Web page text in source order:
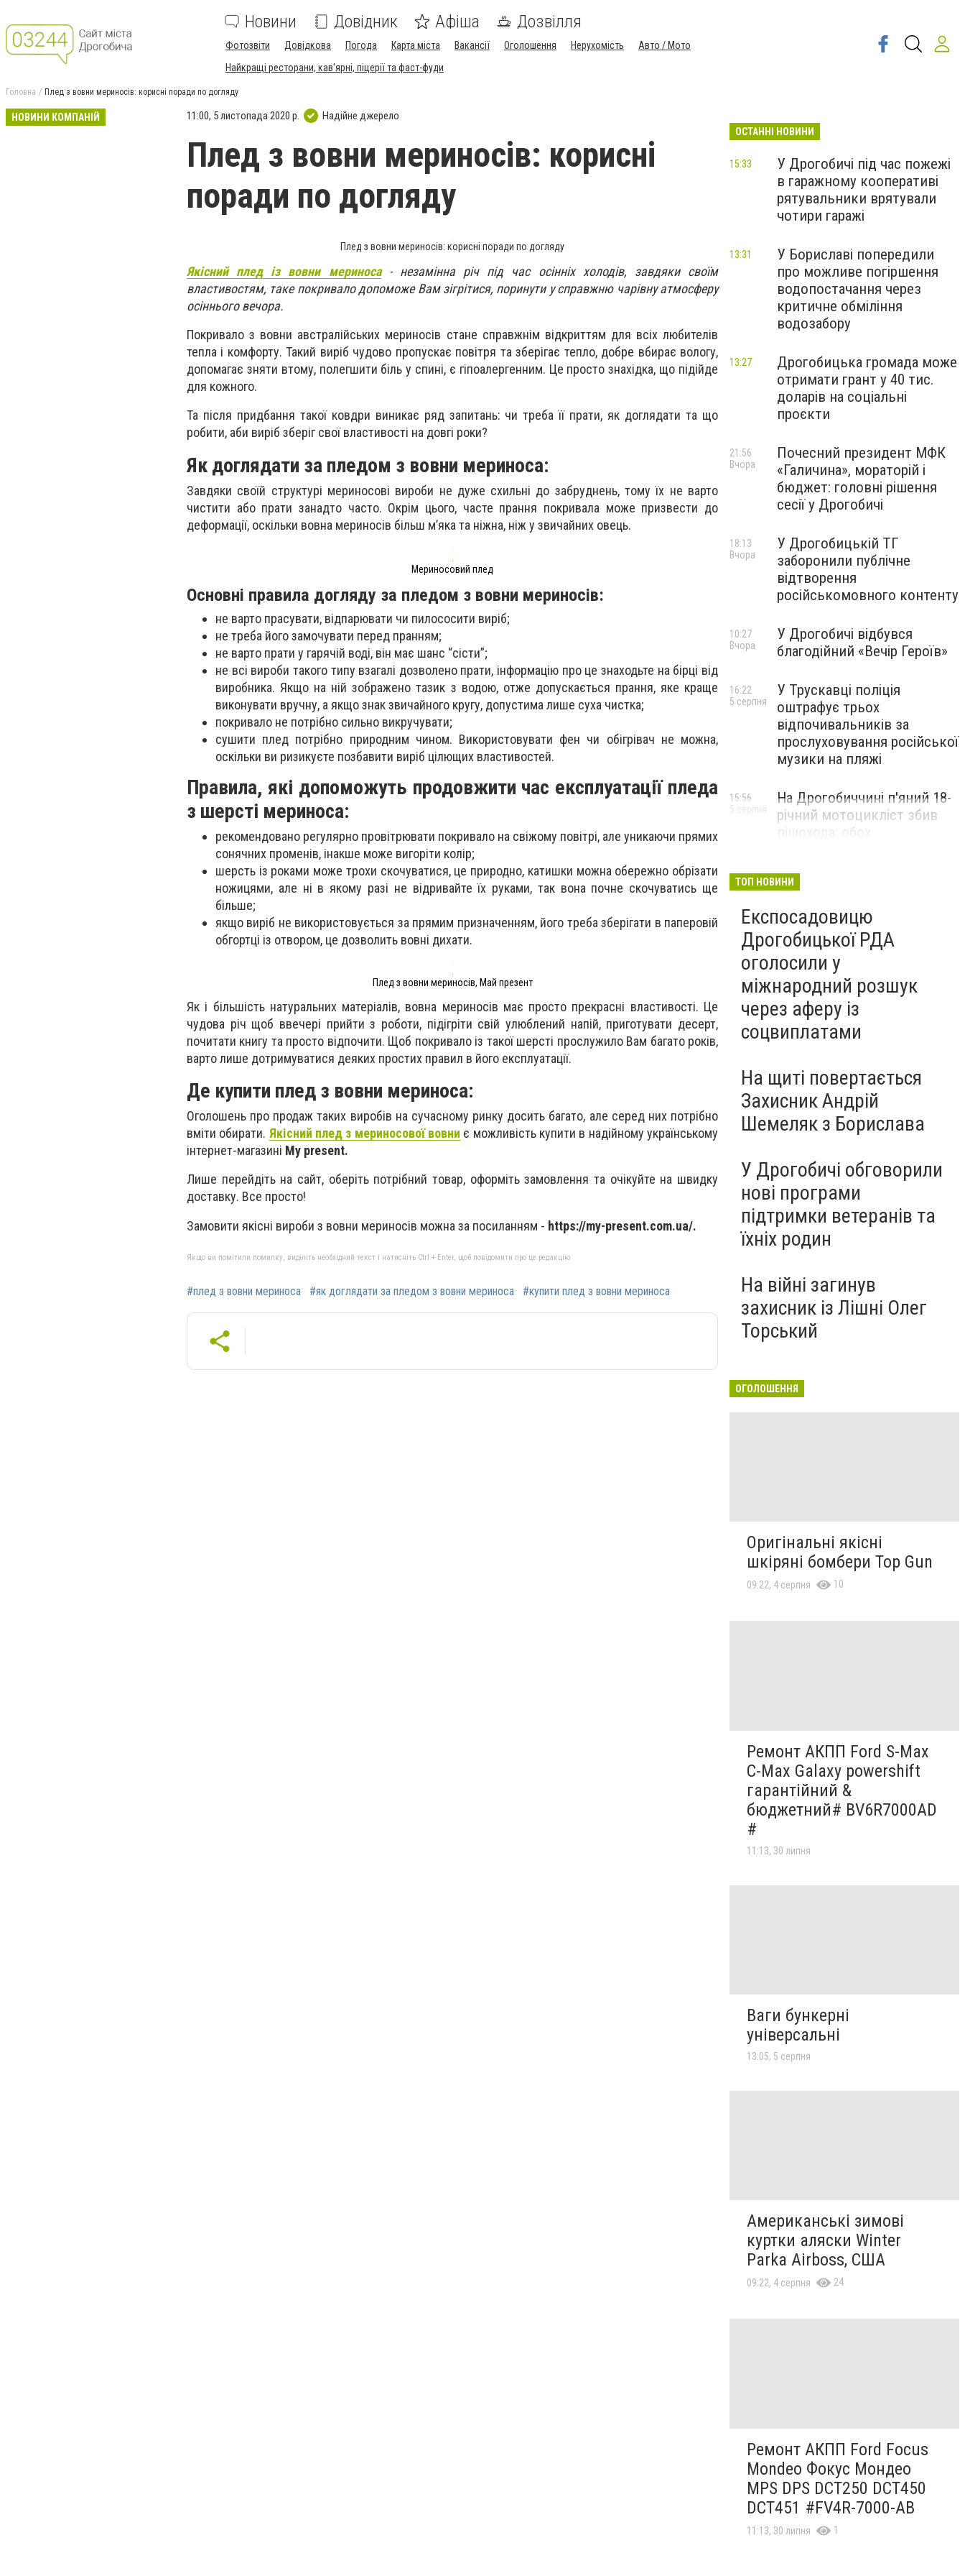
Новини Довідник Афіша Дозвілля
Фотозвіти Довідкова Погода Карта міста Вакансії Оголошення Нерухомість
Авто / Мото
Найкращі ресторани, кав'ярні, піцерії та фаст-фуди
Головна Плед з вовни мериносів: корисні поради по догляду
НОВИНИ КОМПАНІЙ 11:00, 5 листопада 2020 р. Надійне джерело
Плед з вовни мериносів: корисні
поради по догляду
Плед з вовни мериносів: корисні поради по догляду
Якісний плед із вовни мериноса- незамінна річ під час осінніх холодів, завдяки своїм
властивостям, таке покривало допоможе Вам зігрітися, поринути у справжню чарівну атмосферу
осіннього вечора.
Покривало з вовни австралійських мериносів стане справжнім відкриттям для всіх любителів
тепла і комфорту. Такий виріб чудово пропускає повітря та зберігає тепло, добре вбирає вологу,
допомагає зняти втому, полегшити біль у спині, є гіпоалергенним. Це просто знахідка, що підійде
для кожного.
Та після придбання такої ковдри виникає ряд запитань: чи треба її прати, як доглядати та що
робити, аби виріб зберіг свої властивості на довгі роки?
Як доглядати за пледом з вовни мериноса:
Завдяки своїй структурі мериносові вироби не дуже схильні до забруднень, тому їх не варто
чистити або прати занадто часто. Окрім цього, часте прання покривала може призвести до
деформації, оскільки вовна мериносів більш м’яка та ніжна, ніж у звичайних овець.
Мериносовий плед
Основні правила догляду за пледом з вовни мериносів:
не варто прасувати, відпарювати чи пилососити виріб;
не треба його замочувати перед пранням;
не варто прати у гарячій воді, він має шанс “сісти”;
не всі вироби такого типу взагалі дозволено прати, інформацію про це знаходьте на бірці від
виробника. Якщо на ній зображено тазик з водою, отже допускається прання, яке краще
виконувати вручну, а якщо знак звичайного кругу, допустима лише суха чистка;
покривало не потрібно сильно викручувати;
сушити плед потрібно природним чином. Використовувати фен чи обігрівач не можна,
оскільки ви ризикуєте позбавити виріб цілющих властивостей.
Правила, які допоможуть продовжити час експлуатації пледа
з шерсті мериноса:
рекомендовано регулярно провітрювати покривало на свіжому повітрі, але уникаючи прямих
сонячних променів, інакше може вигоріти колір;
шерсть із роками може трохи скочуватися, це природно, катишки можна обережно обрізати
ножицями, але ні в якому разі не відривайте їх руками, так вона почне скочуватись ще
більше;
якщо виріб не використовується за прямим призначенням, його треба зберігати в паперовій
обгортці із отвором, це дозволить вовні дихати.
Плед з вовни мериносів, Май презент
Як і більшість натуральних матеріалів, вовна мериносів має просто прекрасні властивості. Це
чудова річ щоб ввечері прийти з роботи, підігріти свій улюблений напій, приготувати десерт,
почитати книгу та просто відпочити. Щоб покривало із такої шерсті прослужило Вам багато років,
варто лише дотримуватися деяких простих правил в його експлуатації.
Де купити плед з вовни мериноса:
Оголошень про продаж таких виробів на сучасному ринку досить багато, але серед них потрібно
вміти обирати. Якісний плед з мериносової вовни є можливість купити в надійному українському
інтернет-магазині My present.
Лише перейдіть на сайт, оберіть потрібний товар, оформіть замовлення та очікуйте на швидку
доставку. Все просто!
Замовити якісні вироби з вовни мериносів можна за посиланням - https://my-present.com.ua/.
Якщо ви помітили помилку, виділіть необхідний текст і натисніть Ctrl + Enter, щоб повідомити про це редакцію
#плед з вовни мериноса #як доглядати за пледом з вовни мериноса #купити плед з вовни мериноса
ОСТАННІ НОВИНИ
У Дрогобичі під час пожежі
в гаражному кооперативі
рятувальники врятували
чотири гаражі
15:33
У Бориславі попередили
про можливе погіршення
водопостачання через
критичне обміління
водозабору
13:31
Дрогобицька громада може
отримати грант у 40 тис.
доларів на соціальні
проєкти
13:27
Почесний президент МФК
«Галичина», мораторій і
бюджет: головні рішення
сесії у Дрогобичі
21:56
Вчора
У Дрогобицькій ТГ
заборонили публічне
відтворення
російськомовного контенту
18:13
Вчора
У Дрогобичі відбувся
благодійний «Вечір Героїв»
10:27
Вчора
У Трускавці поліція
оштрафує трьох
відпочивальників за
прослуховування російської
музики на пляжі
16:22
5 серпня
На Дрогобиччині п'яний 18-
річний мотоцикліст збив
пішохода: обох
15:56
5 серпня
ТОП НОВИНИ
Експосадовицю
Дрогобицької РДА
оголосили у
міжнародний розшук
через аферу із
соцвиплатами
На щиті повертається
Захисник Андрій
Шемеляк з Борислава
У Дрогобичі обговорили
нові програми
підтримки ветеранів та
їхніх родин
На війні загинув
захисник із Лішні Олег
Торський
ОГОЛОШЕННЯ
Оригінальні якісні
шкіряні бомбери Top Gun
09:22, 4 серпня 10
Ремонт АКПП Ford S-Max
C-Max Galaxy powershift
гарантійний &
бюджетний# BV6R7000AD
#
11:13, 30 липня
Ваги бункерні
універсальні
13:05, 5 серпня
Американські зимові
куртки аляски Winter
Parka Airboss, США
09:22, 4 серпня 24
Ремонт АКПП Ford Focus
Mondeo Фокус Мондео
MPS DPS DCT250 DCT450
DCT451 #FV4R-7000-AB
11:13, 30 липня 1